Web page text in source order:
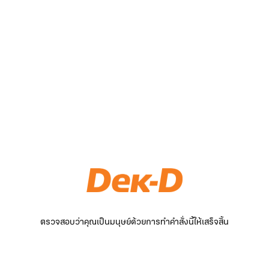
ตรวจสอบว่าคุณเป็นมนุษย์ด้วยการทำคำสั่งนี้ให้เสร็จสิ้น